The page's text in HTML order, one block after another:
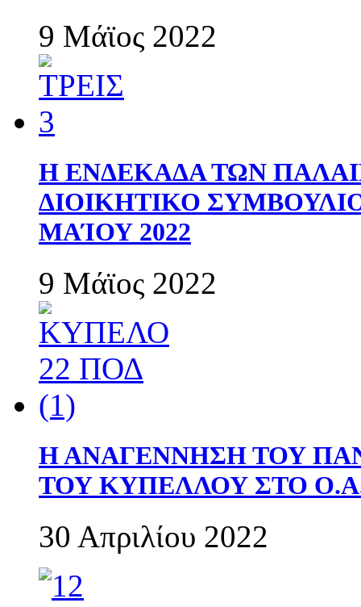
9 Μάϊος 2022
Η ΕΝΔΕΚΑΔΑ ΤΩΝ
ΔΙΟΙΚΗΤΙΚΟ
ΜΑΊΟΥ 2022
9 Μάϊος 2022
Η ΑΝΑΓΕΝΝΗΣΗ ΤΟΥ
ΤΟΥ ΚΥΠΕΛΛΟΥ ΣΤΟ
30 Απριλίου 2022